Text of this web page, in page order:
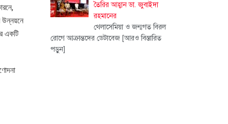
উন্নয়নে
একটি
তৈরির আহ্বান ডা. জুবাইদা
রহমানের
থেলাসেমিয়া ও জন্মগত বিরল
রোগে আক্রান্তদের ডেটাবেজ [আরও বিস্তারিত
পড়ুন]